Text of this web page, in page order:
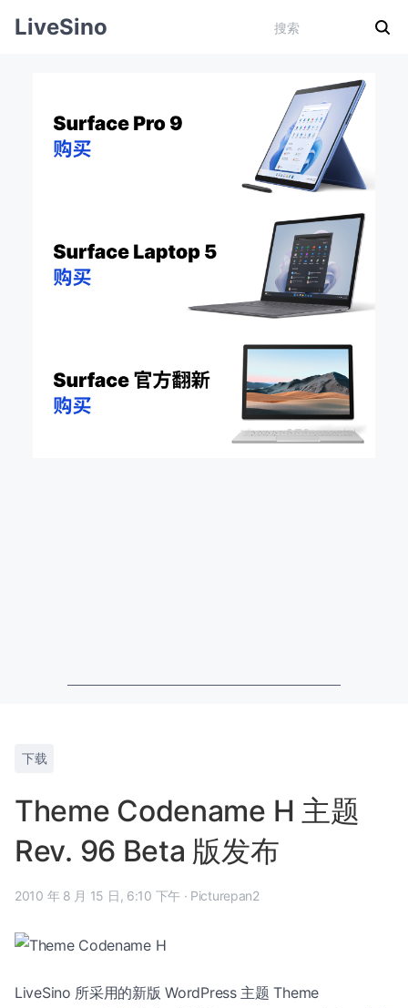
LiveSino
下载
Theme Codename H 主题
Rev. 96 Beta 版发布
2010 年 8 月 15 日, 6:10 下午 · Picturepan2
LiveSino 所采用的新版 WordPress 主题 Theme